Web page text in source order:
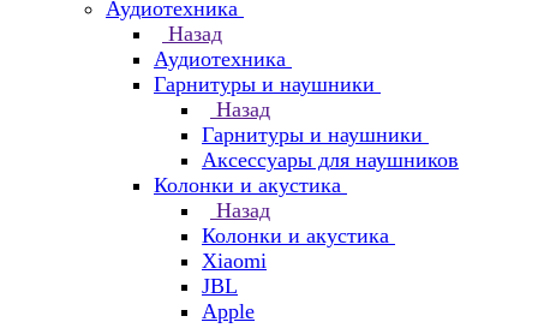
Аудиотехника
Назад
Аудиотехника
Гарнитуры и наушники
Назад
Гарнитуры и наушники
Аксессуары для наушников
Колонки и акустика
Назад
Колонки и акустика
Xiaomi
JBL
Apple